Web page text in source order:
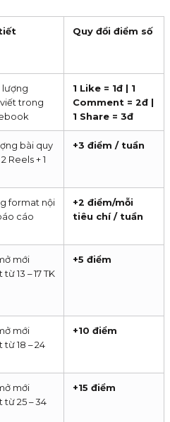
Quy đổi điểm số
lượng
trong
1 Like = 1đ | 1
Comment = 2đ |
1 Share = 3đ
bài quy
Reels + 1
+3 điểm / tuần
format nội
cáo
+2 điểm/mỗi
tiêu chí / tuần
mới
13 – 17 TK
+5 điểm
mới
18 – 24
+10 điểm
mới
25 – 34
+15 điểm